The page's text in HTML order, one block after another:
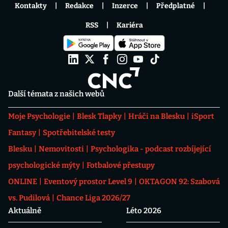
Další témata z našich webů
Moje Psychologie Blesk Tlapky Hráči na Blesku
iSport
Fantasy
Spotřebitelské testy
Blesku
Nemovitosti
Psychologika - podcast rozbíjející
psychologické mýty
Fotbalové přestupy
ONLINE
Eventový prostor Level 9
OKTAGON 92: Szabová
vs. Pudilová
Chance Liga 2026/27
Aktuálně
Léto 2026
Kontakty Redakce Inzerce Předplatné
RSS Kariéra